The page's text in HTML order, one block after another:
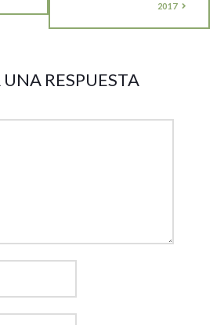
2017
UNA RESPUESTA